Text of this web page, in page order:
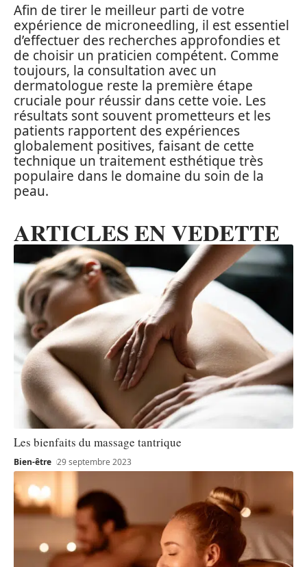
Afin de tirer le meilleur parti de votre
expérience de microneedling, il est essentiel
d’effectuer des recherches approfondies et
de choisir un praticien compétent. Comme
toujours, la consultation avec un
dermatologue reste la première étape
cruciale pour réussir dans cette voie. Les
résultats sont souvent prometteurs et les
patients rapportent des expériences
globalement positives, faisant de cette
technique un traitement esthétique très
populaire dans le domaine du soin de la
peau.
ARTICLES EN VEDETTE
Les bienfaits du massage tantrique
Bien-être 29 septembre 2023